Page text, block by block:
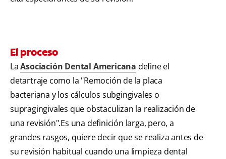
El proceso
LaAsociación Dental Americana define el
detartraje como la "Remoción de la placa
bacteriana y los cálculos subgingivales o
supragingivales que obstaculizan la realización de
una revisión".Es una definición larga, pero, a
grandes rasgos, quiere decir que se realiza antes de
su revisión habitual cuando una limpieza dental